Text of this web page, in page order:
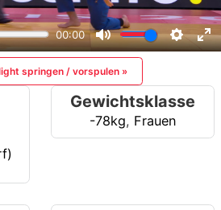
springen / vorspulen »
Gewichtsklasse
-78kg, Frauen